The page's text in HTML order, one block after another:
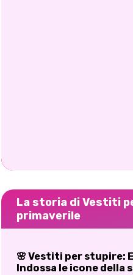
La storia di Vestiti
primaverile
🌸 Vestiti per stupire:
Indossa le icone della